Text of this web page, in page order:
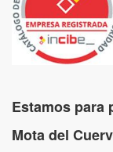
Estamos para
Mota del